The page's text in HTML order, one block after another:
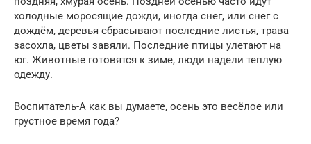
холодные моросящие дожди, иногда снег, или снег с
дождём, деревья сбрасывают последние листья, трава
засохла, цветы завяли. Последние птицы улетают на
юг. Животные готовятся к зиме, люди надели теплую
одежду.
Воспитатель-А как вы думаете, осень это весёлое или
грустное время года?